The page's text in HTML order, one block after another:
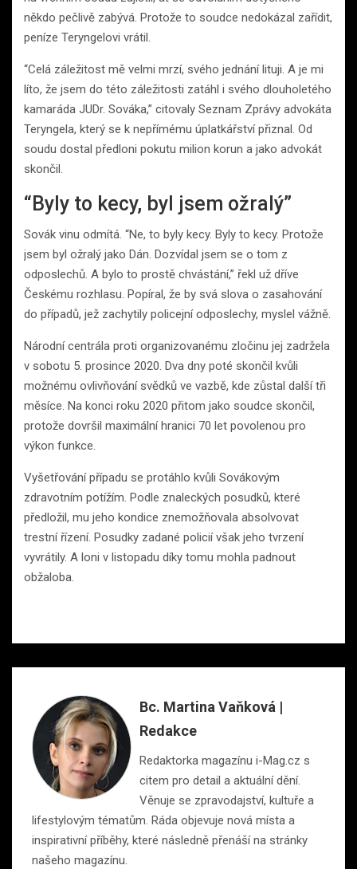
někdo pečlivě zabývá. Protože to soudce nedokázal zařídit,
peníze Teryngelovi vrátil.
“Celá záležitost mě velmi mrzí, svého jednání lituji. A je mi
líto, že jsem do této záležitosti zatáhl i svého dlouholetého
kamaráda JUDr. Sováka,” citovaly Seznam Zprávy advokáta
Teryngela, který se k nepřímému úplatkářství přiznal. Od
soudu dostal předloni pokutu milion korun a jako advokát
skončil.
“Byly to kecy, byl jsem ožralý”
Sovák vinu odmítá. “Ne, to byly kecy. Byly to kecy. Protože
jsem byl ožralý jako Dán. Dozvídal jsem se o tom z
odposlechů. A bylo to prostě chvástání,” řekl už dříve
Českému rozhlasu. Popíral, že by svá slova o zasahování
do případů, jež zachytily policejní odposlechy, myslel vážně.
Národní centrála proti organizovanému zločinu jej zadržela
v sobotu 5. prosince 2020. Dva dny poté skončil kvůli
možnému ovlivňování svědků ve vazbě, kde zůstal další tři
měsíce. Na konci roku 2020 přitom jako soudce skončil,
protože dovršil maximální hranici 70 let povolenou pro
výkon funkce.
Vyšetřování případu se protáhlo kvůli Sovákovým
zdravotním potížím. Podle znaleckých posudků, které
předložil, mu jeho kondice znemožňovala absolvovat
trestní řízení. Posudky zadané policií však jeho tvrzení
vyvrátily. A loni v listopadu díky tomu mohla padnout
obžaloba.
Bc. Martina Vaňková |
Redakce
Redaktorka magazínu i-Mag.cz s
citem pro detail a aktuální dění.
Věnuje se zpravodajství, kultuře a
lifestylovým tématům. Ráda objevuje nová místa a
inspirativní příběhy, které následně přenáší na stránky
našeho magazínu.